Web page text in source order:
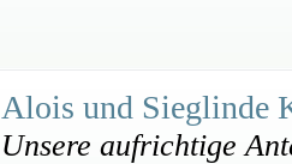
Alois und Sieglinde
Unsere aufrichtige